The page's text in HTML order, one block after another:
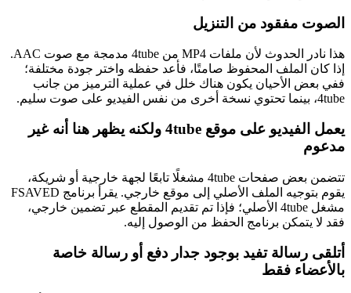
الصوت مفقود من التنزيل
هذا نادر الحدوث لأن ملفات MP4 من 4tube مدمجة مع صوت AAC.
إذا كان الملف المحفوظ صامتًا، فأعد حفظه واختر جودة مختلفة؛
ففي بعض الأحيان يكون هناك خلل في عملية الترميز من جانب
4tube، بينما تحتوي نسخة أخرى من نفس الفيديو على صوت سليم.
يعمل الفيديو على موقع 4tube ولكنه يظهر هنا أنه غير
مدعوم
تتضمن بعض صفحات 4tube مشغلًا تابعًا لجهة خارجية أو شريكة،
يقوم بتوجيه الملف الأصلي إلى موقع خارجي. يقرأ برنامج FSAVED
مشغل 4tube الأصلي؛ فإذا تم تقديم المقطع عبر تضمين خارجي،
فقد لا يتمكن برنامج الحفظ من الوصول إليه.
أتلقى رسالة تفيد بوجود جدار دفع أو رسالة خاصة
بالأعضاء فقط